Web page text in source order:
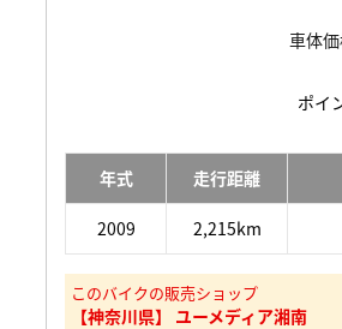
車体価
ポイ
年式 走行距離
2009 2,215km
このバイクの販売ショップ
【神奈川県】 ユーメディア湘南